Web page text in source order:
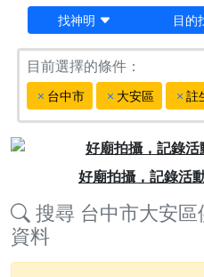
找神明 目的
目前選擇的條件：
台中市 大安區 註
好廟拍攝，記錄活
Previous
搜尋 台中市大安
資料